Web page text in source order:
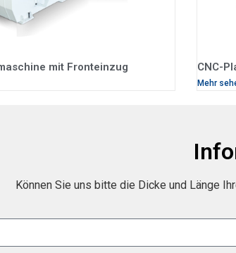
mit Fronteinzug CNC-
Mehr
Können Sie uns bitte die Dicke und Länge